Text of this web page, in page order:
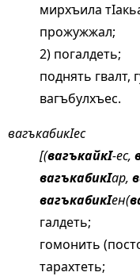
мирхъила
прожужжал;
2) погалдеть;
поднять гвалт,
вагъбулхъес.
вагъкабикIес
[(вагъкайкI-ес,
вагъкабикIар,
вагъкабикIен(
галдеть;
гомонить
тарахтеть;